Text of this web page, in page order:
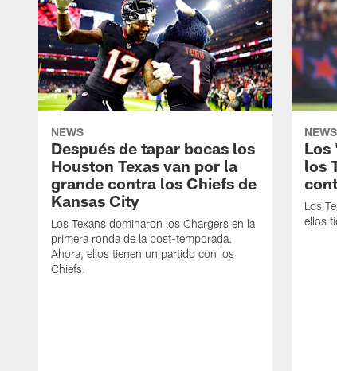
NEWS
Después de tapar bocas los
Houston Texas van por la
grande contra los Chiefs de
Kansas City
Los Texans dominaron los Chargers en la
primera ronda de la post-temporada.
Ahora, ellos tienen un partido con los
Chiefs.
NEWS
Los
los
Los
ellos